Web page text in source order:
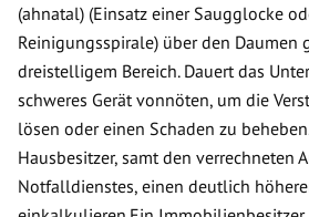
(ahnatal) (Einsatz einer Saugglocke
Reinigungsspirale) über den Daumen
dreistelligem Bereich. Dauert das
schweres Gerät vonnöten, um die
lösen oder einen Schaden zu
Hausbesitzer, samt den verrechneten
Notfalldienstes, einen deutlich